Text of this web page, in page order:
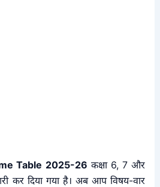
Table 2025-26 कक्षा 6, 7 और
कर दिया गया है। अब आप विषय-वार